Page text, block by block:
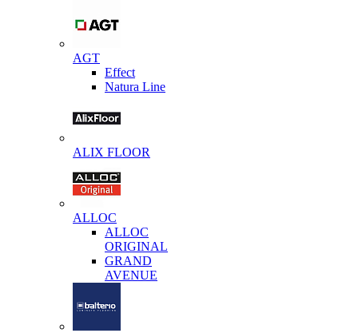
AGT
Effect
Natura Line
ALIX FLOOR
ALLOC
ALLOC
ORIGINAL
GRAND
AVENUE